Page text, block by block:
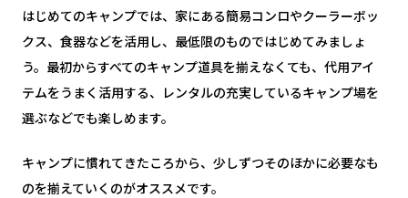
はじめてのキャンプでは、家にある簡易コンロやクーラーボッ
クス、食器などを活用し、最低限のものではじめてみましょ
う。最初からすべてのキャンプ道具を揃えなくても、代用アイ
テムをうまく活用する、レンタルの充実しているキャンプ場を
選ぶなどでも楽しめます。
キャンプに慣れてきたころから、少しずつそのほかに必要なも
のを揃えていくのがオススメです。